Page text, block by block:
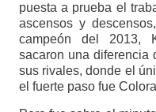
puesta a prueba el
ascensos y
campeón del 2013,
sacaron una diferencia
sus rivales, donde el
el fuerte paso fue